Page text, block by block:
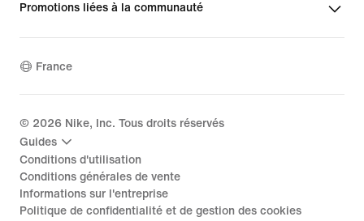
Promotions liées à la communauté
France
© 2026 Nike, Inc. Tous droits réservés
Guides
Conditions d'utilisation
Conditions générales de vente
Informations sur l'entreprise
Politique de confidentialité et de gestion des cookies